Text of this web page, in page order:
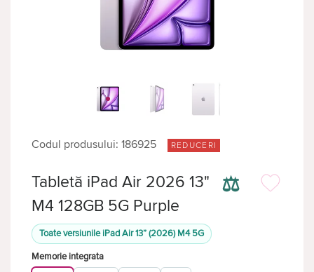
Codul produsului: 186925 REDUCERI
⚖
Tabletă iPad Air 2026 13"
M4 128GB 5G Purple
Toate versiunile iPad Air 13” (2026) M4 5G
Memorie integrata